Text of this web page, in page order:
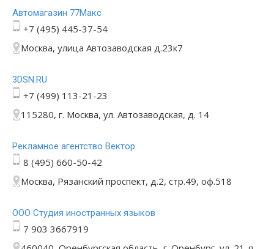
Автомагазин 77Макс
+7 (495) 445-37-54
Москва, улица Автозаводская д.23к7
3DSN.RU
+7 (499) 113-21-23
115280, г. Москва, ул. Автозаводская, д. 14
Рекламное агентство Вектор
8 (495) 660-50-42
Москва, Рязанский проспект, д.2, стр.49, оф.518
ООО Студия иностранных языков
7 903 3667919